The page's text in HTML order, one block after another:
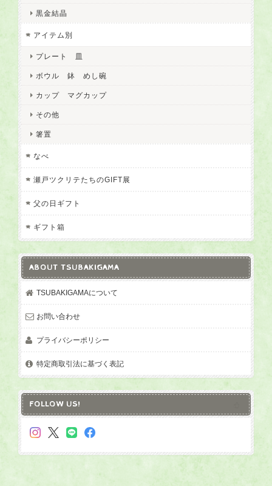
黒金結晶
アイテム別
プレート 皿
ボウル 鉢 めし碗
カップ マグカップ
その他
箸置
なべ
瀬戸ツクリテたちのGIFT展
父の日ギフト
ギフト箱
ABOUT TSUBAKIGAMA
TSUBAKIGAMAについて
お問い合わせ
プライバシーポリシー
特定商取引法に基づく表記
FOLLOW US!